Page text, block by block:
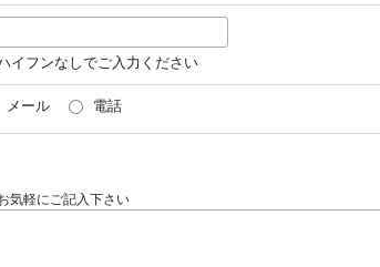
イフンなしでご入力ください
メール 電話
気軽にご記入下さい